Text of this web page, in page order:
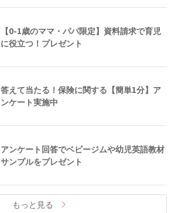
【0-1歳のママ・パパ限定】資料請求で育児
に役立つ！プレゼント
答えて当たる！保険に関する【簡単1分】ア
ンケート実施中
アンケート回答でベビージムや幼児英語教材
サンプルをプレゼント
もっと見る